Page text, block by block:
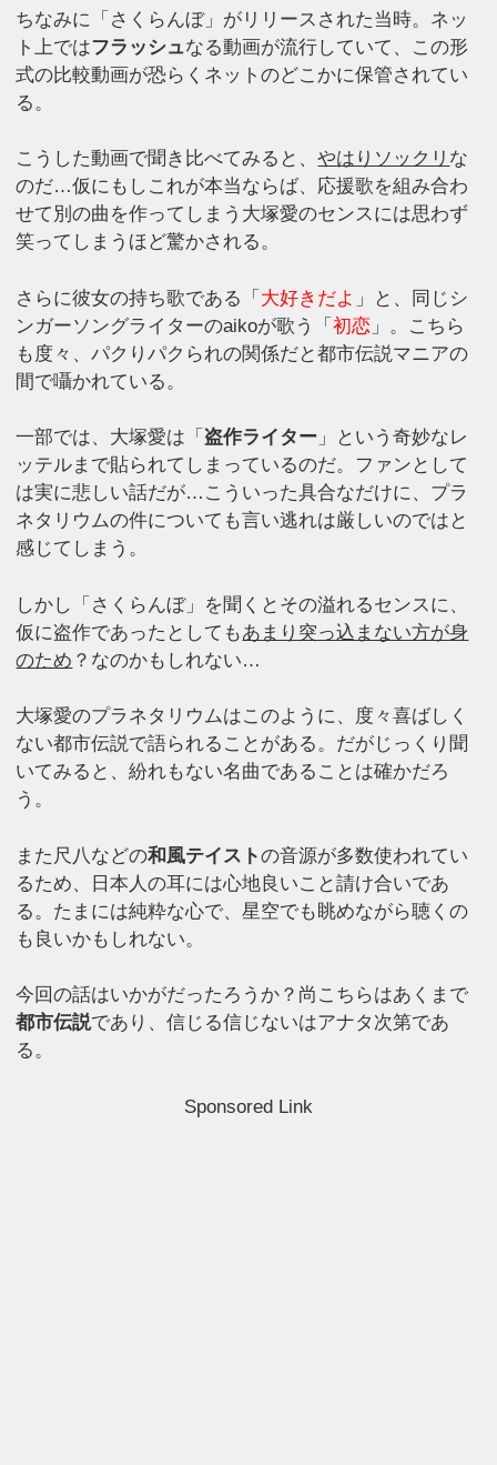
ちなみに「さくらんぼ」がリリースされた当時。ネッ
ト上ではフラッシュなる動画が流行していて、この形
式の比較動画が恐らくネットのどこかに保管されてい
る。
こうした動画で聞き比べてみると、やはりソックリ な
のだ…仮にもしこれが本当ならば、応援歌を組み合わ
せて別の曲を作ってしまう大塚愛のセンスには思わず
笑ってしまうほど驚かされる。
さらに彼女の持ち歌である「 大好きだよ 」と、同じシ
ンガーソングライターのaikoが歌う「初恋 」。こちら
も度々、パクりパクられの関係だと都市伝説マニアの
間で囁かれている。
一部では、大塚愛は「 盗作ライター 」という奇妙なレ
ッテルまで貼られてしまっているのだ。ファンとして
は実に悲しい話だが…こういった具合なだけに、プラ
ネタリウムの件についても言い逃れは厳しいのではと
感じてしまう。
しかし「さくらんぼ」を聞くとその溢れるセンスに、
仮に盗作であったとしてもあまり突っ込まない方が身
のため ？なのかもしれない…
大塚愛のプラネタリウムはこのように、度々喜ばしく
ない都市伝説で語られることがある。だがじっくり聞
いてみると、紛れもない名曲であることは確かだろ
う。
また尺八などの和風テイストの音源が多数使われてい
るため、日本人の耳には心地良いこと請け合いであ
る。たまには純粋な心で、星空でも眺めながら聴くの
も良いかもしれない。
今回の話はいかがだったろうか？尚こちらはあくまで
都市伝説であり、信じる信じないはアナタ次第であ
る。
Sponsored Link